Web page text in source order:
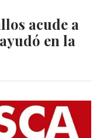
acude a
en la